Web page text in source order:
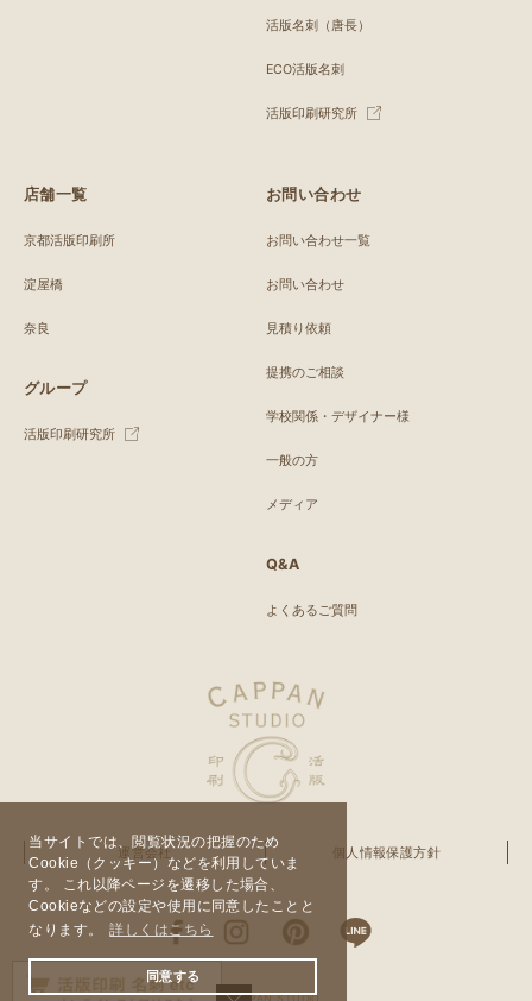
当サイトでは、閲覧状況の把握のため
Cookie（クッキー）などを利用していま
す。 これ以降ページを遷移した場合、
Cookieなどの設定や使用に同意したことと
なります。
詳しくはこちら
同意する
活版名刺（唐長）
ECO活版名刺
活版印刷研究所
店舗一覧
京都活版印刷所
淀屋橋
奈良
グループ
活版印刷研究所
お問い合わせ
お問い合わせ一覧
お問い合わせ
見積り依頼
提携のご相談
学校関係・デザイナー様
一般の方
メディア
Q&A
よくあるご質問
運営会社 個人情報保護方針